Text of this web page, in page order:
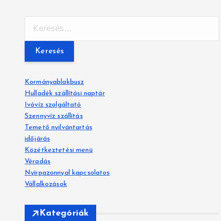
é
s
:
Kormányablakbusz
Hulladék szállítási naptár
Ivóvíz szolgáltató
Szennyvíz szállítás
Temető nyilvántartás
időjárás
Közétkeztetési menü
Véradás
Nyírpazonnyal kapcsolatos
Vállalkozások
Kategóriák